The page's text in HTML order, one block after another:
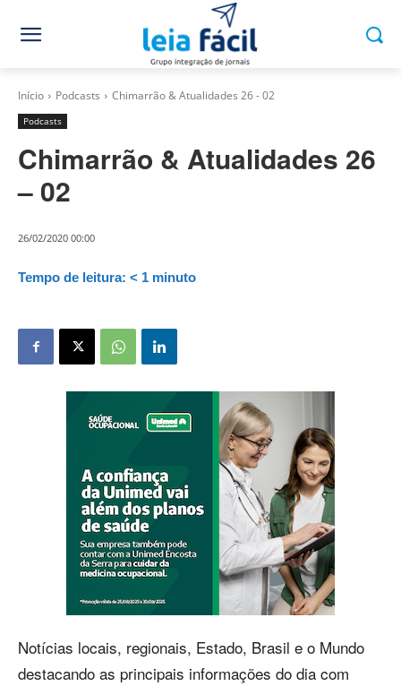
Início Podcasts Chimarrão & Atualidades 26 - 02
Podcasts
Chimarrão & Atualidades 26
– 02
26/02/2020 00:00
Tempo de leitura: < 1 minuto
Notícias locais, regionais, Estado, Brasil e o Mundo
destacando as principais informações do dia com